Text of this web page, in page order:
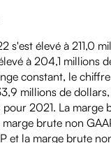
s'est élevé à 211,0
à 204,1
constant, le
millions de
2021. La
brute non
et la marge brute